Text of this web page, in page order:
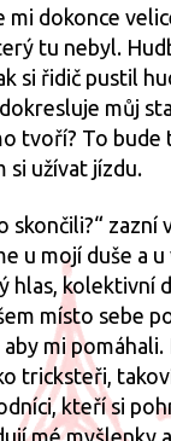
mi dokonce
tu nebyl.
si řidič pustil
můj
tvoří? To bude
si užívat jízdu.
skončili?“ zazní
u mojí duše a u
hlas, kolektivní
místo sebe
mi pomáhali.
tricksteři,
kteří si
mé myšlenky